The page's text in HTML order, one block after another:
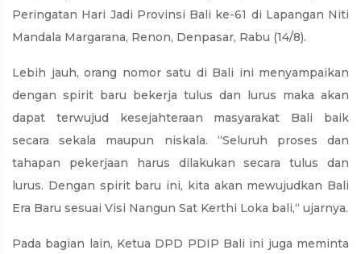
Peringatan Hari Jadi Provinsi Bali ke-61 di Lapangan Niti
Mandala Margarana, Renon, Denpasar, Rabu (14/8).
Lebih jauh, orang nomor satu di Bali ini menyampaikan
dengan spirit baru bekerja tulus dan lurus maka akan
dapat terwujud kesejahteraan masyarakat Bali baik
secara sekala maupun niskala. “Seluruh proses dan
tahapan pekerjaan harus dilakukan secara tulus dan
lurus. Dengan spirit baru ini, kita akan mewujudkan Bali
Era Baru sesuai Visi Nangun Sat Kerthi Loka bali,“ ujarnya.
Pada bagian lain, Ketua DPD PDIP Bali ini juga meminta